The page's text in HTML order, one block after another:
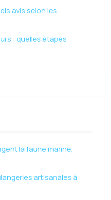
avis selon les
: quelles étapes
la faune marine,
artisanales à